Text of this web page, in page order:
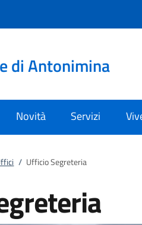
di Antonimina
Novità Servizi
/ Ufficio Segreteria